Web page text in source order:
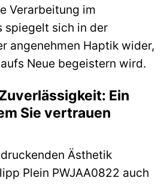
Verarbeitung im
spiegelt sich in der
angenehmen Haptik wider,
Neue begeistern wird.
Ein
Sie vertrauen
Ästhetik
Plein PWJAA0822 auch